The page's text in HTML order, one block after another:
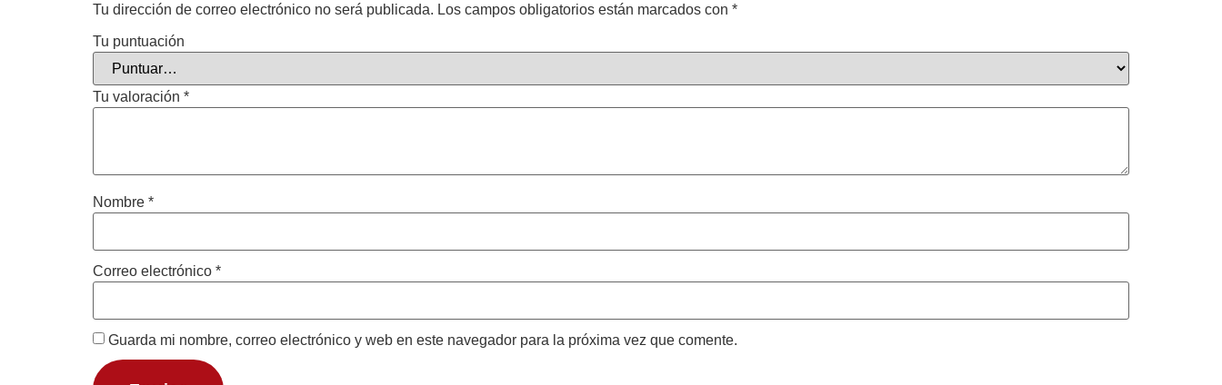
Tu dirección de correo electrónico no será publicada. Los campos obligatorios están marcados con *
Tu puntuación
Tu valoración *
Nombre *
Correo electrónico *
Guarda mi nombre, correo electrónico y web en este navegador para la próxima vez que comente.